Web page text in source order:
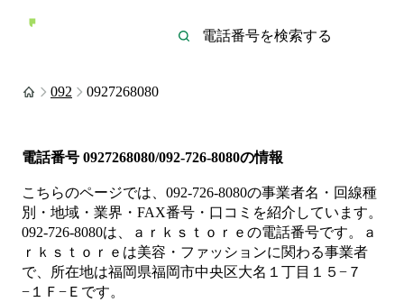
092 0927268080
電話番号 0927268080/092-726-8080の情報
こちらのページでは、 092-726-8080の事業者名・回線種
別・地域・業界・FAX番号・口コミを紹介しています。
092-726-8080は、 ａｒｋｓｔｏｒｅ の電話番号です。
ａ
ｒｋｓｔｏｒｅは美容・ファッションに関わる事業者
で、所在地は福岡県福岡市中央区大名１丁目１５−７
−１Ｆ−Ｅ です。